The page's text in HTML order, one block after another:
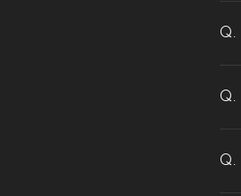
Q.
Q.
Q.